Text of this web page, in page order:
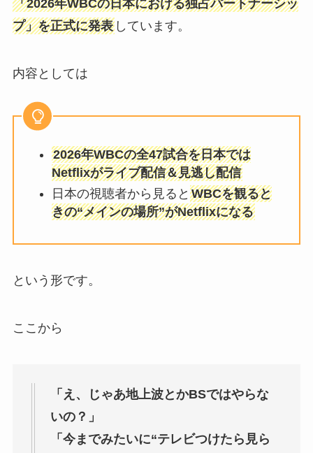
「2026年WBCの日本における独占パートナーシッ
プ」を正式に発表しています。
内容としては
2026年WBCの全47試合を日本では
Netflixがライブ配信＆見逃し配信
日本の視聴者から見ると WBCを観ると
きの“メインの場所”がNetflixになる
という形です。
ここから
「え、じゃあ地上波とかBSではやらな
いの？」
「今までみたいに“テレビつけたら見ら